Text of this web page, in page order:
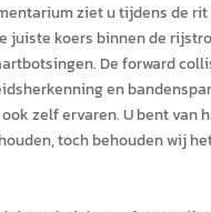
ziet u tijdens de
juiste koers binnen de
De forward
en
zelf ervaren. U bent
toch behouden wij